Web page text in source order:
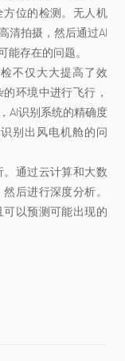
位的检测。无人机
清拍摄，然后通过AI
存在的问题。
不仅大大提高了效
环境中进行飞行，
AI识别系统的精确度
别出风电机舱的问
通过云计算和大数
后进行深度分析。
以预测可能出现的